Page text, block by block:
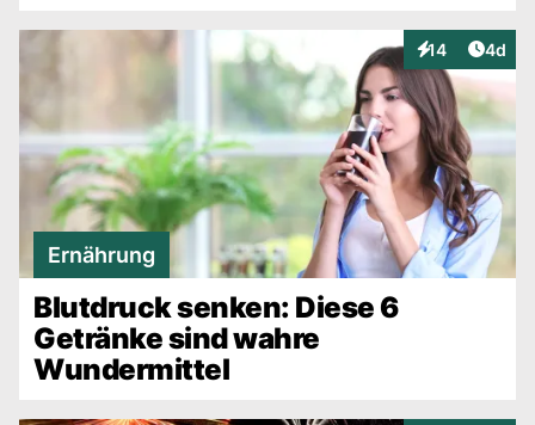
14
Interaktionen
4d
Ernährung
Blutdruck senken: Diese 6
Getränke sind wahre
Wundermittel